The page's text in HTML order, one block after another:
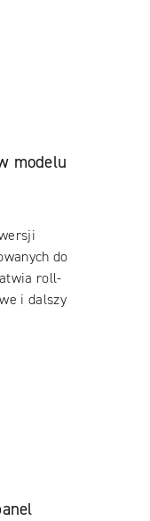
modelu
do
roll-
i dalszy